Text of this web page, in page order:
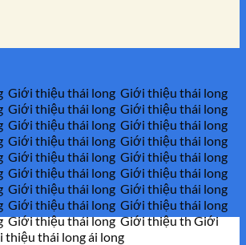
Giới thiệu thái long Giới thiệu thái long
Giới thiệu thái long Giới thiệu thái long
Giới thiệu thái long Giới thiệu thái long
Giới thiệu thái long Giới thiệu thái long
Giới thiệu thái long Giới thiệu thái long
Giới thiệu thái long Giới thiệu thái long
Giới thiệu thái long Giới thiệu thái long
Giới thiệu thái long Giới thiệu thái long
Giới thiệu thái long Giới thiệu th Giới
thái long ái long